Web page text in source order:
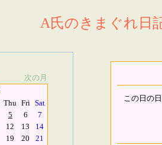
A氏のきまぐれ日
次の月
Thu Fri Sat
5 6
7
12 13
14
19 20
21
この日の